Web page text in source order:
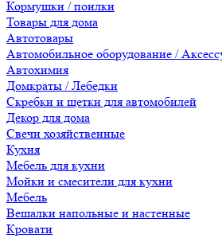
Кормушки / поилки
Товары для дома
Автотовары
Автомобильное оборудование /
Автохимия
Домкраты / Лебедки
Скребки и щетки для автомобилей
Декор для дома
Свечи хозяйственные
Кухня
Мебель для кухни
Мойки и смесители для кухни
Мебель
Вешалки напольные и настенные
Кровати